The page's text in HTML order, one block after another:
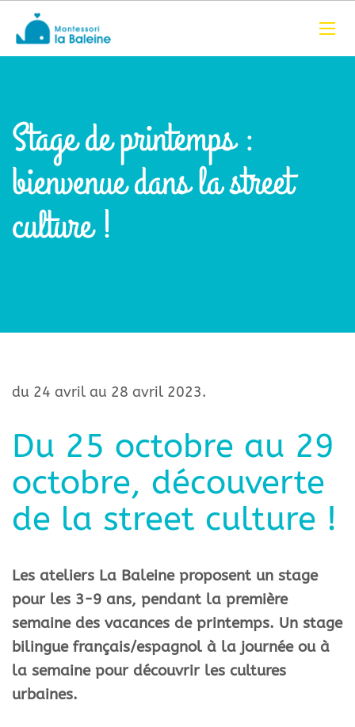
Stage de printemps :
bienvenue dans la street
culture !
du 24 avril au 28 avril 2023.
Du 25 octobre au 29
octobre, découverte
de la street culture !
Les ateliers La Baleine proposent un stage
pour les 3-9 ans, pendant la première
semaine des vacances de printemps. Un stage
bilingue français/espagnol à la journée ou à
la semaine pour découvrir les cultures
urbaines.